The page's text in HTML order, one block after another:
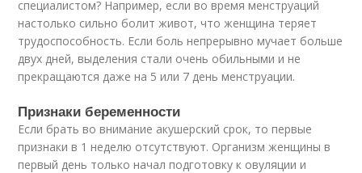
специалистом? Например, если во время менструаций
настолько сильно болит живот, что женщина теряет
трудоспособность. Если боль непрерывно мучает больше
двух дней, выделения стали очень обильными и не
прекращаются даже на 5 или 7 день менструации.
Признаки беременности
Если брать во внимание акушерский срок, то первые
признаки в 1 неделю отсутствуют. Организм женщины в
первый день только начал подготовку к овуляции и